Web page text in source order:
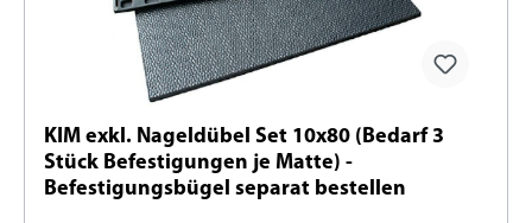
KIM exkl. Nageldübel Set 10x80 (Bedarf 3
Stück Befestigungen je Matte) -
Befestigungsbügel separat bestellen